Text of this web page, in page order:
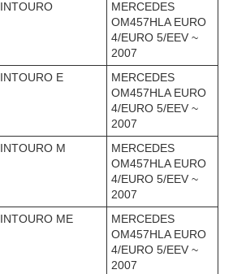
INTOURO
MERCEDES
OM457HLA EURO
4/EURO 5/EEV ~
2007
INTOURO E
MERCEDES
OM457HLA EURO
4/EURO 5/EEV ~
2007
INTOURO M
MERCEDES
OM457HLA EURO
4/EURO 5/EEV ~
2007
INTOURO ME
MERCEDES
OM457HLA EURO
4/EURO 5/EEV ~
2007